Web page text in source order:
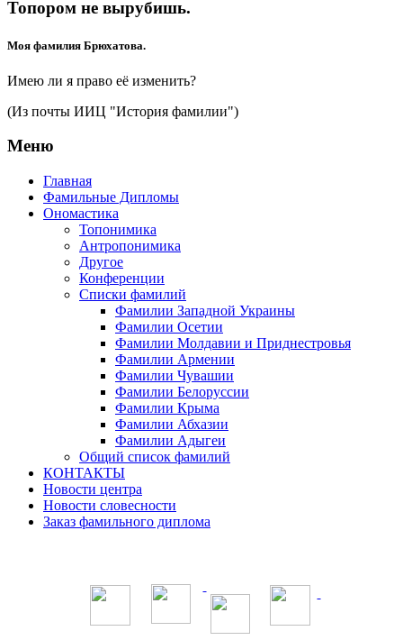
Топором не вырубишь.
Моя фамилия Брюхатова.
Имею ли я право её изменить?
(Из почты ИИЦ "История фамилии")
Меню
Главная
Фамильные Дипломы
Ономастика
Топонимика
Антропонимика
Другое
Конференции
Списки фамилий
Фамилии Западной Украины
Фамилии Осетии
Фамилии Молдавии и Приднестровья
Фамилии Армении
Фамилии Чувашии
Фамилии Белоруссии
Фамилии Крыма
Фамилии Абхазии
Фамилии Адыгеи
Общий список фамилий
КОНТАКТЫ
Новости центра
Новости словесности
Заказ фамильного диплома